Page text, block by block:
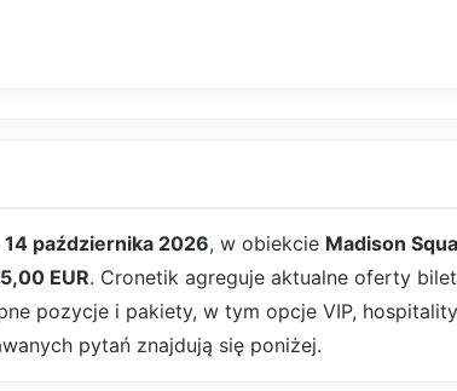
14 października 2026, w obiekcie Madison
EUR. Cronetik agreguje aktualne oferty
pozycje i pakiety, w tym opcje VIP,
pytań znajdują się poniżej.